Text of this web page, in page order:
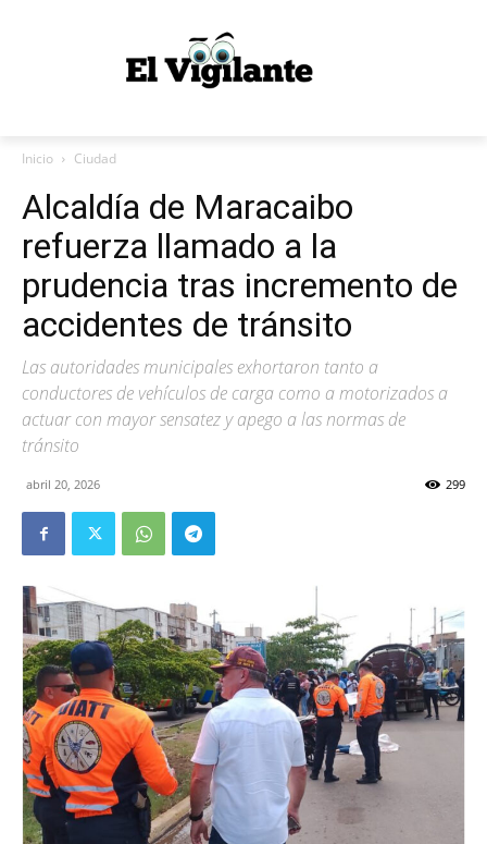
Inicio Ciudad
Alcaldía de Maracaibo
refuerza llamado a la
prudencia tras incremento de
accidentes de tránsito
Las autoridades municipales exhortaron tanto a
conductores de vehículos de carga como a motorizados a
actuar con mayor sensatez y apego a las normas de
tránsito
abril 20, 2026 299